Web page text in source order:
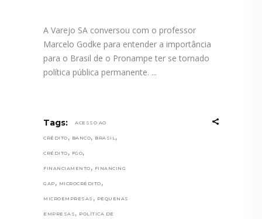
A Varejo SA conversou com o professor
Marcelo Godke para entender a importância
para o Brasil de o Pronampe ter se tornado
política pública permanente.
Tags: ACESSO AO
CRÉDITO , BANCO, BRASIL,
CRÉDITO , FGO,
FINANCIAMENTO , FINANCING
GAP , MICROCRÉDITO ,
MICROEMPRESAS , PEQUENAS
EMPRESAS , POLÍTICA DE